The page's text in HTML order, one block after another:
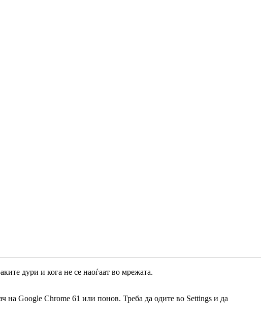
дури и кога не се наоѓаат во мрежата.
на Google Chrome 61 или понов. Треба да одите во Settings и да